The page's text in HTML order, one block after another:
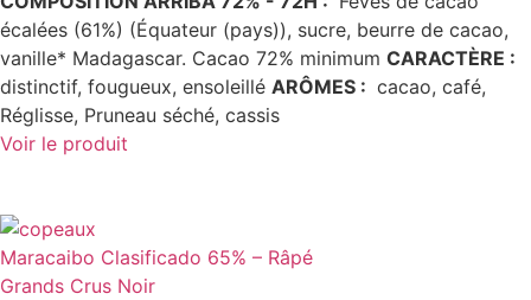
écalées (61%) (Équateur (pays)), sucre, beurre de cacao,
vanille* Madagascar. Cacao 72% minimum CARACTÈRE :
distinctif, fougueux, ensoleillé ARÔMES : cacao, café,
Réglisse, Pruneau séché, cassis
Voir le produit
Maracaibo Clasificado 65% – Râpé
Grands Crus Noir